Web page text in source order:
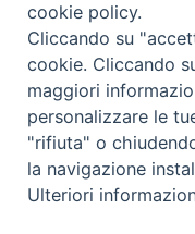
CONTATTI
Piazza
tel 0544.541655
Per segnalazioni
cookie policy.
Cliccando su
cookie. Cliccando
maggiori
personalizzare le
"rifiuta" o
la navigazione
Ulteriori